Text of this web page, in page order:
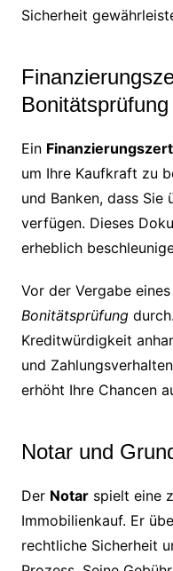
Sicherheit
Bonitätsprüfung
Ein
um Ihre Kaufkraft zu
und Banken, dass
verfügen. Dieses
erheblich
Vor der Vergabe
Bonitätsprüfung
Kreditwürdigkeit
und
erhöht Ihre Chancen
Notar und
Der Notarspielt eine
Immobilienkauf. Er
rechtliche Sicherheit